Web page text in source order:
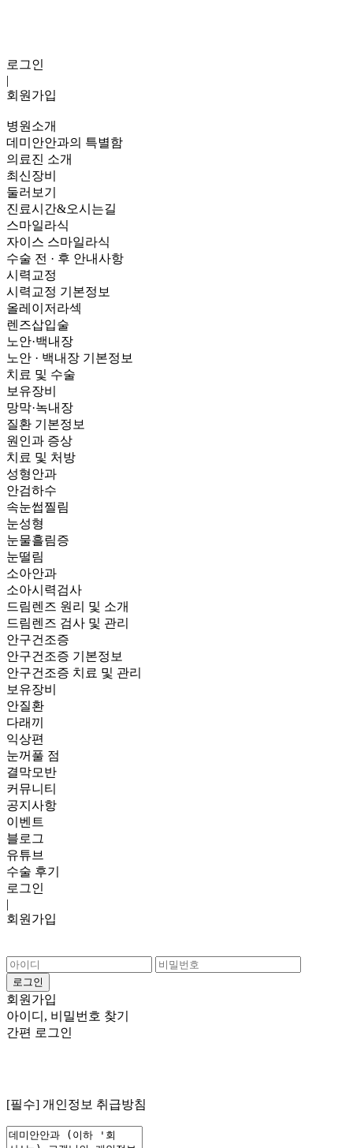
로그인
|
회원가입
병원소개
데미안안과의 특별함
의료진 소개
최신장비
둘러보기
진료시간&오시는길
스마일라식
자이스 스마일라식
수술 전 · 후 안내사항
시력교정
시력교정 기본정보
올레이저라섹
렌즈삽입술
노안·백내장
노안 · 백내장 기본정보
치료 및 수술
보유장비
망막·녹내장
질환 기본정보
원인과 증상
치료 및 처방
성형안과
안검하수
속눈썹찔림
눈성형
눈물흘림증
눈떨림
소아안과
소아시력검사
드림렌즈 원리 및 소개
드림렌즈 검사 및 관리
안구건조증
안구건조증 기본정보
안구건조증 치료 및 관리
보유장비
안질환
다래끼
익상편
눈꺼풀 점
결막모반
커뮤니티
공지사항
이벤트
블로그
유튜브
수술 후기
로그인
|
회원가입
회원가입
아이디, 비밀번호 찾기
간편 로그인
[필수] 개인정보 취급방침